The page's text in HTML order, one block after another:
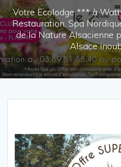
Votre Ecolodge *** à
Restauration, Spa
de la Nature Alsacienne
Alsace